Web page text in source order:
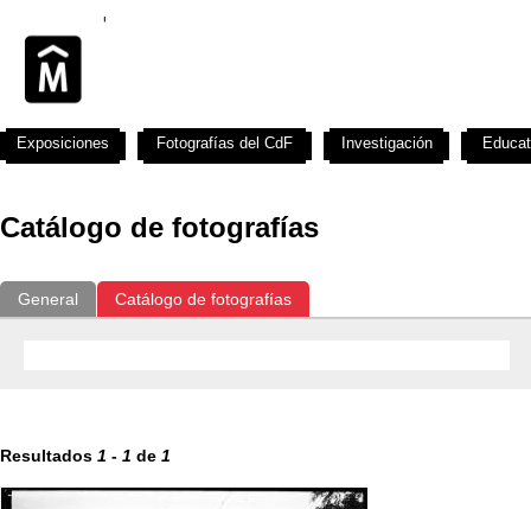
Catálogo de fotografías
General Catálogo de fotografías
Resultados 1 - 1 de 1
Exposiciones Fotografías del CdF Investigación